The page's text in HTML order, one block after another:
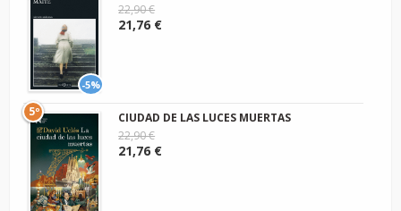
-5%
22,90 €
21,76 €
5º
CIUDAD DE LAS LUCES MUERTAS
22,90 €
21,76 €